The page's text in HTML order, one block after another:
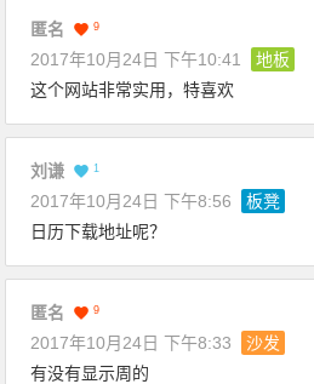
匿名 9
2017年10月24日 下午10:41
地板
这个网站非常实用，特喜欢
刘谦 1
2017年10月24日 下午8:56
板凳
日历下载地址呢？
匿名 9
2017年10月24日 下午8:33
沙发
有没有显示周的